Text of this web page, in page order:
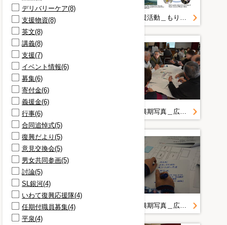
デリバリーケア(8)
支援物資(8)
英文(8)
講義(8)
支援(7)
イベント情報(6)
募集(6)
寄付金(6)
義援金(6)
行事(6)
合同追悼式(5)
復興だより(5)
意見交換会(5)
男女共同参画(5)
討論(5)
SL銀河(4)
いわて復興応援隊(4)
任期付職員募集(4)
平泉(4)